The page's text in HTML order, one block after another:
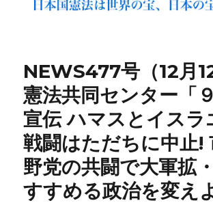
NEWS477号（12月
憲法共同センター「
宣伝 ハマスとイスラ
戦闘はただちに中止!
野党の共闘で大軍拡
すすめる政治を変え